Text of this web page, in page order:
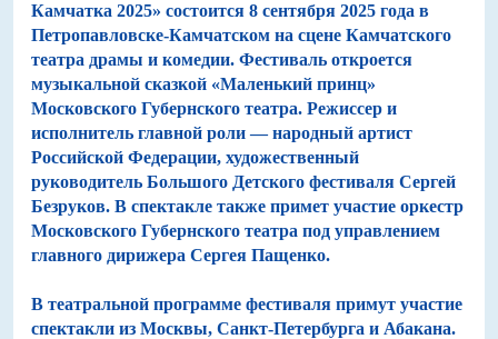
Камчатка 2025» состоится 8 сентября 2025 года в
Петропавловске-Камчатском на сцене Камчатского
театра драмы и комедии. Фестиваль откроется
музыкальной сказкой «Маленький принц»
Московского Губернского театра. Режиссер и
исполнитель главной роли — народный артист
Российской Федерации, художественный
руководитель Большого Детского фестиваля Сергей
Безруков. В спектакле также примет участие оркестр
Московского Губернского театра под управлением
главного дирижера Сергея Пащенко.
В театральной программе фестиваля примут участие
спектакли из Москвы, Санкт-Петербурга и Абакана.